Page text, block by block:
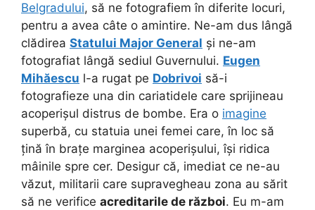
Belgradului, să ne fotografiem în diferite locuri,
pentru a avea câte o amintire. Ne-am dus lângă
clădirea Statului Major General și ne-am
fotografiat lângă sediul Guvernului. Eugen
Mihăescu l-a rugat pe Dobrivoi să-i
fotografieze una din cariatidele care sprijineau
acoperișul distrus de bombe. Era o imagine
superbă, cu statuia unei femei care, în loc să
țină în brațe marginea acoperișului, își ridica
mâinile spre cer. Desigur că, imediat ce ne-au
văzut, militarii care supravegheau zona au sărit
să ne verifice acreditarile de război. Eu m-am